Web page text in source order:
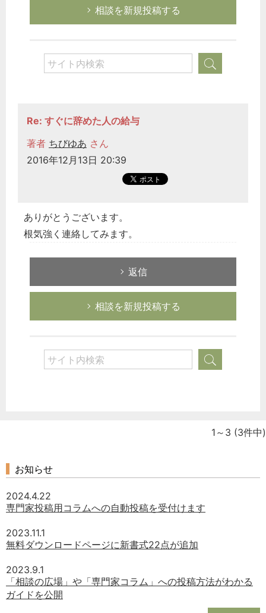
相談を新規投稿する
Re: すぐに辞めた人の給与
著者 ちびゆあ さん
2016年12月13日 20:39
ありがとうございます。
根気強く連絡してみます。
返信
相談を新規投稿する
選択してください
1～3 (3件中)
お知らせ
2024.4.22
専門家投稿用コラムへの自動投稿を受付けます
2023.11.1
無料ダウンロードページに新書式22点が追加
2023.9.1
「相談の広場」や「専門家コラム」への投稿方法がわかる
ガイドを公開